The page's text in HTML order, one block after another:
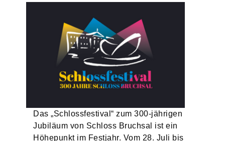
Das „Schlossfestival“ zum 300-jährigen
Jubiläum von Schloss Bruchsal ist ein
Höhepunkt im Festjahr. Vom 28. Juli bis